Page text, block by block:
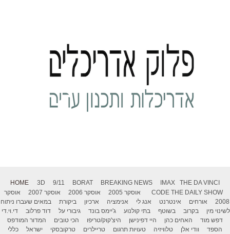
HOME 3D 9/11 BORAT BREAKING NEWS IMAX
THE DA VINCI
CODE THE DAILY SHOW אוסקר 2005 אוסקר 2006 אוסקר 2007
אוסקר
2008
אורחים אינטרנט אנג לי אנימציה ארכיון ביקורת
במאים שעברו ניתוח
לשינוי מין
בקרוב בשוטף בתי קולנוע ג'יימס בונד גיבורי על דוד פרלוב
די.וי.די
דפש מוד
האחים כהן היי דפינישן היצ'קוק/טריפו הכי טובים
המדור המודפס
הספד
וודי אלן טלוויזיה טעויות תרגום טריילרים טרקובסקי ישראל כללי